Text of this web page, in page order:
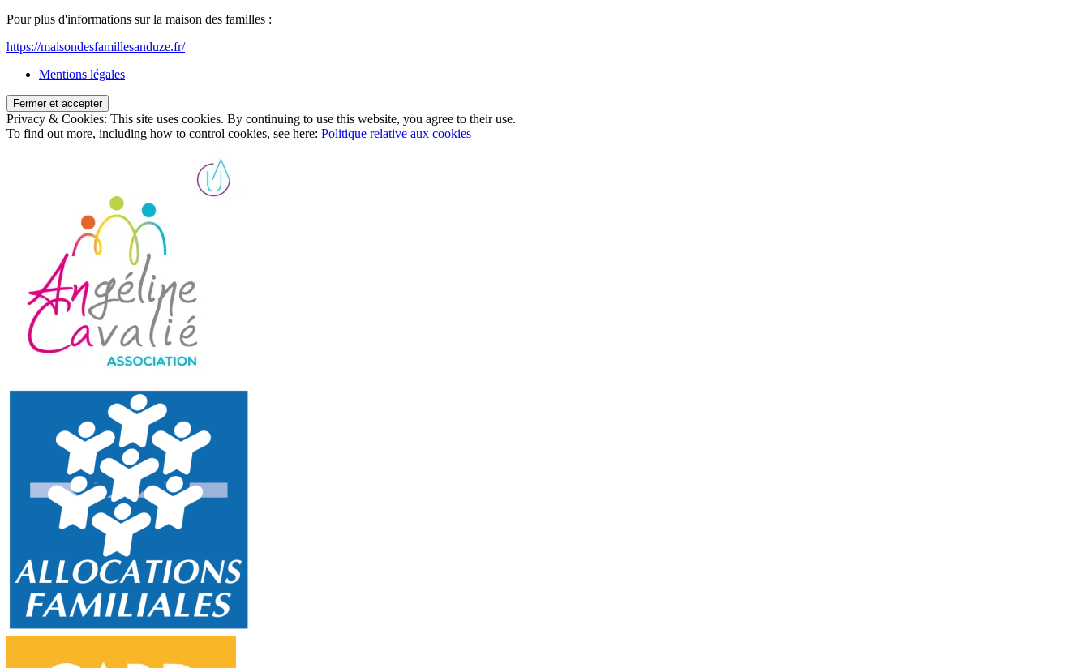
Pour plus d'informations sur la maison des familles :
https://maisondesfamillesanduze.fr/
Mentions légales
Privacy & Cookies: This site uses cookies. By continuing to use this website, you agree to their use.
To find out more, including how to control cookies, see here: Politique relative aux cookies